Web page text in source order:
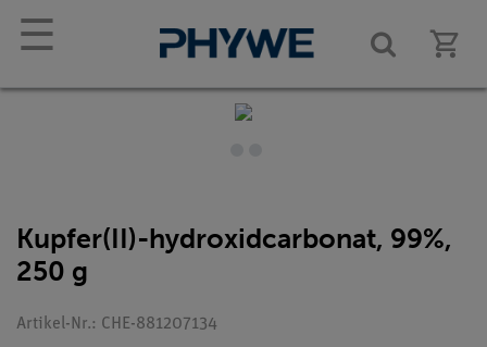
☰
Kupfer(II)-hydroxidcarbonat, 99%,
250 g
Artikel-Nr.: CHE-881207134